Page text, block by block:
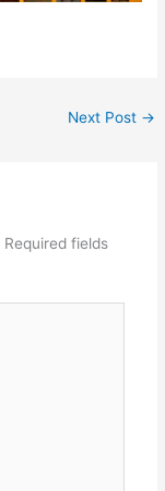
Next Post →
Required fields